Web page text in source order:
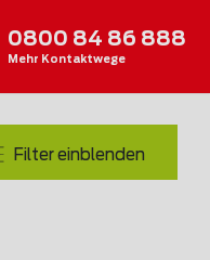
0800 84 86 888
Mehr Kontaktwege
Filter einblenden